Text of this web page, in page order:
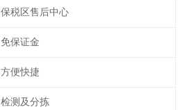
保税区售后中心
免保证金
方便快捷
检测及分拣